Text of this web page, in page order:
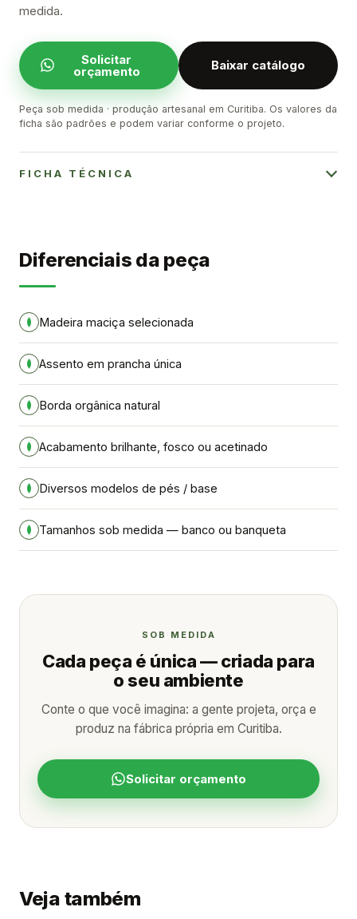
medida.
Solicitar
orçamento Baixar catálogo
Peça sob medida · produção artesanal em Curitiba. Os valores da
ficha são padrões e podem variar conforme o projeto.
FICHA TÉCNICA
Diferenciais da peça
Madeira maciça selecionada
Assento em prancha única
Borda orgânica natural
Acabamento brilhante, fosco ou acetinado
Diversos modelos de pés / base
Tamanhos sob medida — banco ou banqueta
SOB MEDIDA
Cada peça é única — criada para
o seu ambiente
Conte o que você imagina: a gente projeta, orça e
produz na fábrica própria em Curitiba.
Solicitar orçamento
Veja também